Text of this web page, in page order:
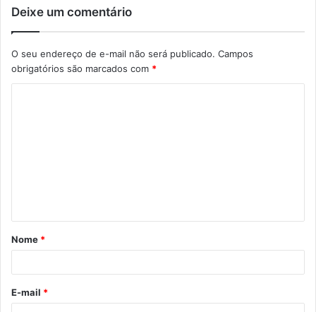
Deixe um comentário
O seu endereço de e-mail não será publicado. Campos
obrigatórios são marcados com *
á
r
*
Nome *
E-mail *